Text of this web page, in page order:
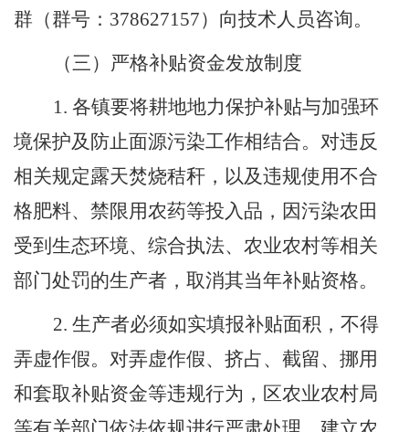
群（群号 ： 378627157）向技术人员咨询。
（三）严格补贴资金发放制度
1. 各镇要将耕地地力保护补贴与加强环
境保护及 防止面源污染工作相结合。 对违反
相关规定露天焚烧秸秆 ，以及违规使用不合
格肥料、禁限用农药等投入品，因污染农田
受到生态环境、 综合执法、 农业农村等相关
部门处罚的生产者，取消其当年补贴资格。
2. 生产者必须如实填报补贴面积，不得
弄虚作假。对弄虚作假、挤占、截留、挪用
和套取补贴资金等违规行为， 区农业农村局